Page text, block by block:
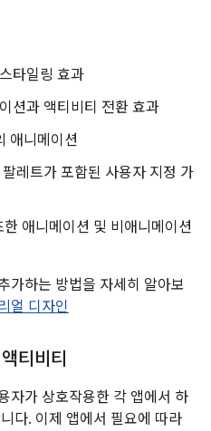
타일링 효과
션과 액티비티 전환 효과
애니메이션
레트가 포함된 사용자 지정 가
애니메이션 및 비애니메이션
가하는 방법을 자세히 알아보
얼 디자인
티비티
자가 상호작용한 각 앱에서 하
다. 이제 앱에서 필요에 따라